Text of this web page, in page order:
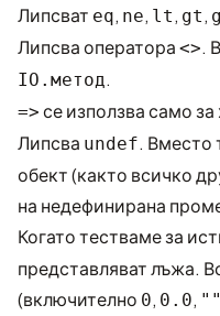
Липсват eq, ne, lt , gt ,
Липсва оператора <>.
IO.метод.
=> се използва само
Липсва undef. Вместо
обект (както всичко
на недефинирана
Когато тестваме за
представляват лъжа.
(включително 0, 0.0, ""